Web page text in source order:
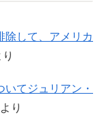
除して、アメリカ
り
いてジュリアン・
より